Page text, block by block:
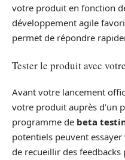
votre produit en fonction
développement agile
permet de répondre
Tester le produit avec
Avant votre lancement
votre produit auprès d’un
programme de beta
potentiels peuvent
de recueillir des feedbacks